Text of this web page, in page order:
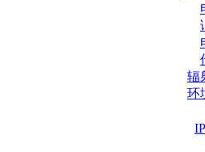
辐
环